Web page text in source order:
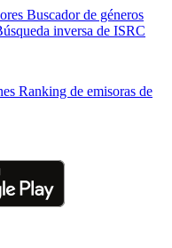
Buscador de géneros
inversa de ISRC
Ranking de emisoras de